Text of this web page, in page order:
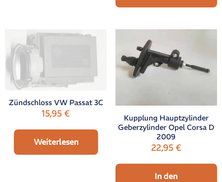
Zündschloss VW Passat 3C
15,95€
Weiterlesen
Kupplung Hauptzylinder
Geberzylinder Opel Corsa D
2009
22,95 €
In den